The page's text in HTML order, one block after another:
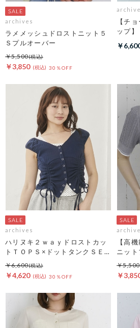
archives
ラメメッシュドロストニット５
Ｓプルオーバー
￥3,850 30％OFF
￥5,500
【チ
ップ
￥
archives
ハリヌキ２ｗａｙドロストカッ
トＴＯＰＳ×ドットタンクＳＥ
Ｔ
￥4,620 30％OFF
￥6,600
【高
ニッ
￥
￥5,500